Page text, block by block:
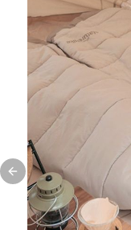
Previous slide